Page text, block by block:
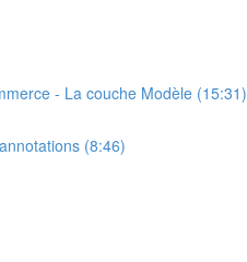
- La couche Modèle (15:31)
(8:46)